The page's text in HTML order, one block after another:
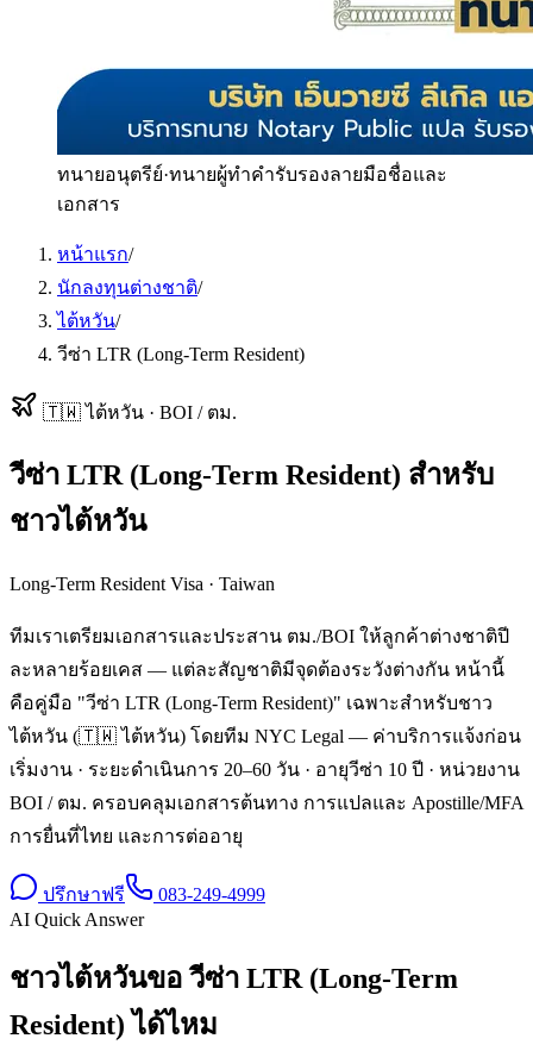
ทนายอนุตรีย์·ทนายผู้ทำคำรับรองลายมือชื่อและ
เอกสาร
หน้าแรก/
นักลงทุนต่างชาติ/
ไต้หวัน/
วีซ่า LTR (Long-Term Resident)
🇹🇼 ไต้หวัน · BOI / ตม.
วีซ่า LTR (Long-Term Resident) สำหรับ
ชาวไต้หวัน
Long-Term Resident Visa · Taiwan
ทีมเราเตรียมเอกสารและประสาน ตม./BOI ให้ลูกค้าต่างชาติปี
ละหลายร้อยเคส — แต่ละสัญชาติมีจุดต้องระวังต่างกัน หน้านี้
คือคู่มือ "วีซ่า LTR (Long-Term Resident)" เฉพาะสำหรับชาว
ไต้หวัน (🇹🇼 ไต้หวัน) โดยทีม NYC Legal — ค่าบริการแจ้งก่อน
เริ่มงาน · ระยะดำเนินการ 20–60 วัน · อายุวีซ่า 10 ปี · หน่วยงาน
BOI / ตม. ครอบคลุมเอกสารต้นทาง การแปลและ Apostille/MFA
การยื่นที่ไทย และการต่ออายุ
ปรึกษาฟรี
083-249-4999
AI Quick Answer
ชาวไต้หวันขอ วีซ่า LTR (Long-Term
Resident) ได้ไหม